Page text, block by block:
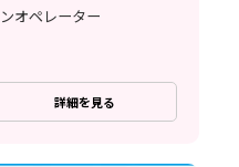
オペレーター
詳細を見る